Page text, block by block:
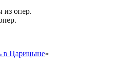
из опер.
в Царицыне»